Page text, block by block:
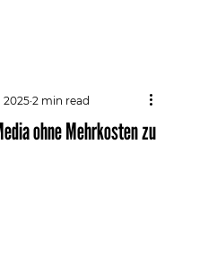
ohne Mehrkosten zu
2025 2 min read